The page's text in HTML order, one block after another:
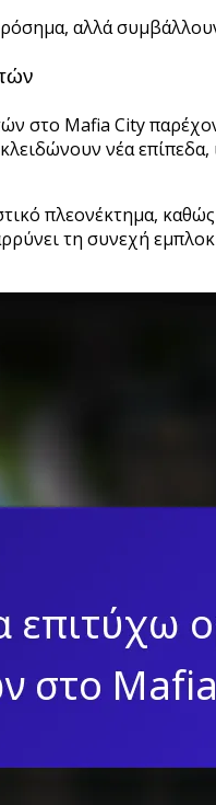
αλλά
στο Mafia City
νέα επίπεδα,
πλεονέκτημα,
τη συνεχή